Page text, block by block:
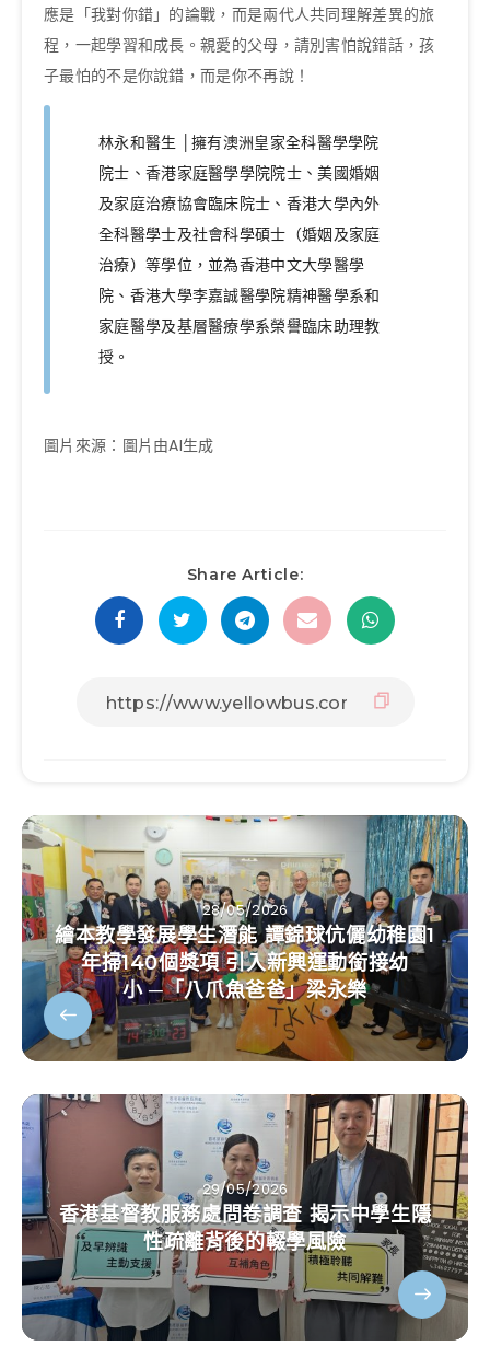
應是「我對你錯」的論戰，而是兩代人共同理解差異的旅
程，一起學習和成長。親愛的父母，請別害怕說錯話，孩
子最怕的不是你說錯，而是你不再說！
林永和醫生 │擁有澳洲皇家全科醫學學院
院士、香港家庭醫學學院院士、美國婚姻
及家庭治療協會臨床院士、香港大學內外
全科醫學士及社會科學碩士（婚姻及家庭
治療）等學位，並為香港中文大學醫學
院、香港大學李嘉誠醫學院精神醫學系和
家庭醫學及基層醫療學系榮譽臨床助理教
授。
圖片來源：圖片由AI生成
Share Article:
28/05/2026
繪本教學發展學生潛能 譚錦球伉儷幼稚園1
年掃140個獎項 引入新興運動銜接幼
小 ─「八爪魚爸爸」梁永樂
29/05/2026
香港基督教服務處問卷調查 揭示中學生隱
性疏離背後的輟學風險